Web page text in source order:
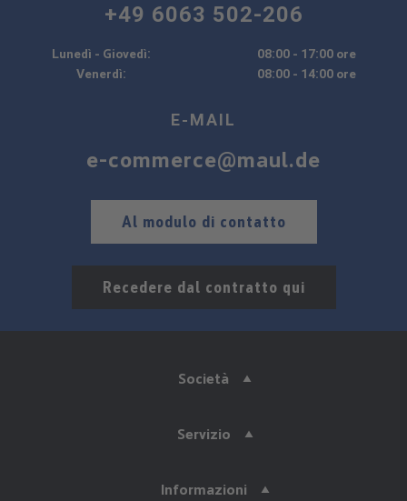
+49 6063 502-206
Lunedì - Giovedì:
08:00 - 17:00 ore
Venerdì:
08:00 - 14:00 ore
E-MAIL
e-commerce@maul.de
Al modulo di contatto
Recedere dal contratto qui
Società
Servizio
Informazioni